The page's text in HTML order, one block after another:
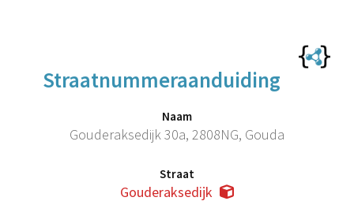
Straatnummeraanduiding
Naam
Gouderaksedijk 30a, 2808NG, Gouda
Straat
Gouderaksedijk